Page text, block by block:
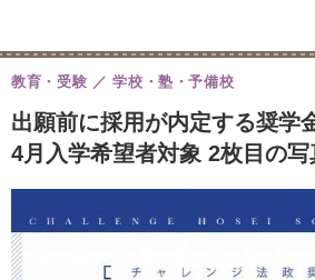
出願前に採用が内定する奨学
4月入学希望者対象 2枚目の
教育・受験 学校・塾・予備校